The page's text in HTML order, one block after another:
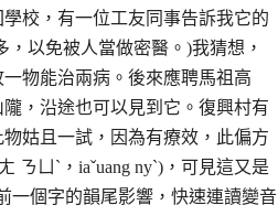
校，有一位工友同事告訴我它的
以免被人當做密醫。)我猜想，
物能治兩病。後來應聘馬祖高
，沿途也可以見到它。復興村有
姑且一試，因為有療效，此偏方
ㄩˋ，iaˇuang nyˋ)，可見這又是
一個字的韻尾影響，快速連讀變音